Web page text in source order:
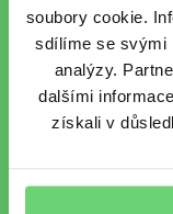
soubory cookie.
sdílíme se svými
analýzy.
dalšími
získali v
Chci